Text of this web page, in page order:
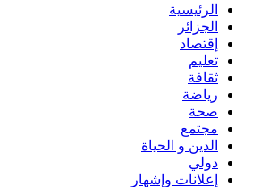
الرئيسية
الجزائر
إقتصاد
تعليم
ثقافة
رياضة
صحة
مجتمع
الدين و الحياة
دولي
إعلانات وإشهار